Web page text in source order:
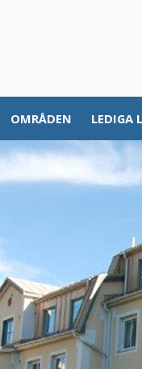
OMRÅDEN LEDIGA